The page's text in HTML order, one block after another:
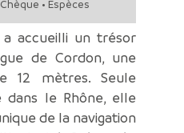
• Espèces
accueilli un trésor
de Cordon, une
12 mètres. Seule
dans le Rhône, elle
de la navigation